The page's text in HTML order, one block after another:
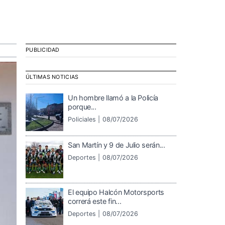
PUBLICIDAD
ÚLTIMAS NOTICIAS
Un hombre llamó a la Policía
porque...
Policiales | 08/07/2026
San Martín y 9 de Julio serán...
Deportes | 08/07/2026
El equipo Halcón Motorsports
correrá este fin...
Deportes | 08/07/2026